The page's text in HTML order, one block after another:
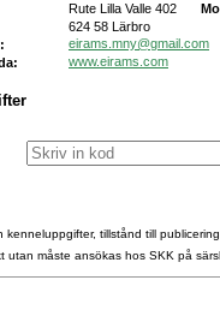
Rute Lilla Valle 402
624 58 Lärbro
eirams.mny@gmail.com
www.eirams.com
kenneluppgifter, tillstånd till
utan måste ansökas hos SKK på